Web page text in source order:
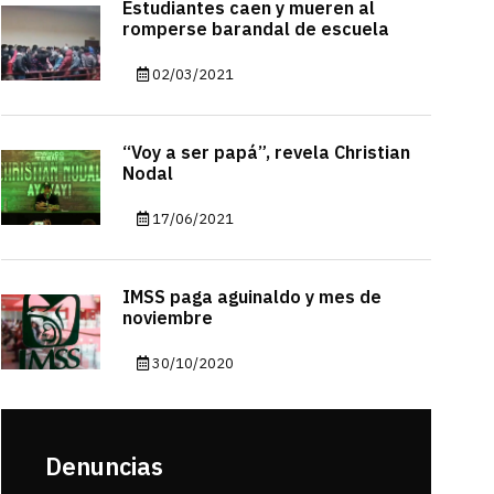
Estudiantes caen y mueren al
romperse barandal de escuela
02/03/2021
“Voy a ser papá”, revela Christian
Nodal
17/06/2021
IMSS paga aguinaldo y mes de
noviembre
30/10/2020
Denuncias